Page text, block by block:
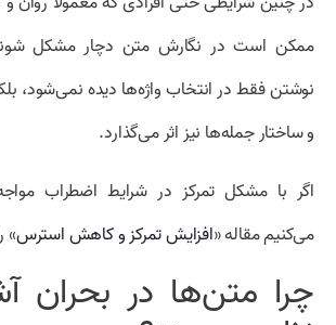
ممکن است در نگارش متن دچار مشکل
نوشتن فقط در انتخاب واژه‌ها دیده نمی‌شود،
و ساختار جمله‌ها نیز اثر می‌گذارد.
اگر با مشکل تمرکز در شرایط اضطراب
می‌کنیم مقاله «افزایش تمرکز و کاهش استرس»
چرا متن‌ها در بحران